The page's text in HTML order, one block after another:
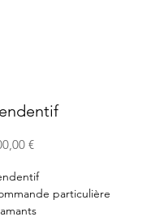
€Prix
particulière